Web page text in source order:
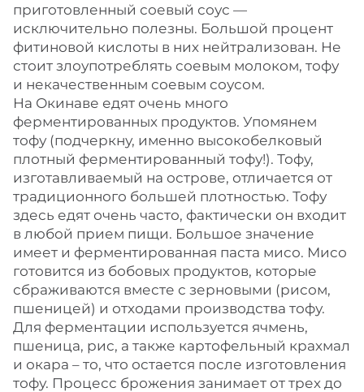
приготовленный соевый соус —
исключительно полезны. Большой процент
фитиновой кислоты в них нейтрализован. Не
стоит злоупотреблять соевым молоком, тофу
и некачественным соевым соусом.
На Окинаве едят очень много
ферментированных продуктов. Упомянем
тофу (подчеркну, именно высокобелковый
плотный ферментированный тофу!). Тофу,
изготавливаемый на острове, отличается от
традиционного большей плотностью. Тофу
здесь едят очень часто, фактически он входит
в любой прием пищи. Большое значение
имеет и ферментированная паста мисо. Мисо
готовится из бобовых продуктов, которые
сбраживаются вместе с зерновыми (рисом,
пшеницей) и отходами производства тофу.
Для ферментации используется ячмень,
пшеница, рис, а также картофельный крахмал
и окара – то, что остается после изготовления
тофу. Процесс брожения занимает от трех до